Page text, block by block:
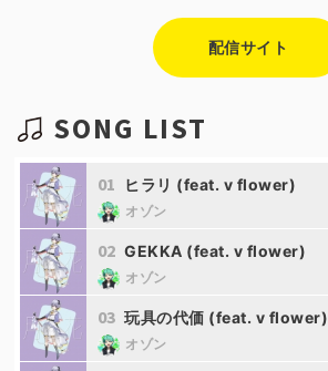
配信サイト
SONG LIST
01 ヒラリ (feat. v flower)
オゾン
02 GEKKA (feat. v flower)
オゾン
03 玩具の代価 (feat. v flower)
オゾン